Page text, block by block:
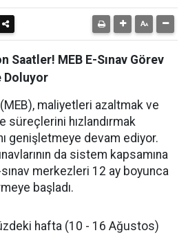
Saatler! MEB E-Sınav Görev
Doluyor
(MEB), maliyetleri azaltmak ve
hızlandırmak
genişletmeye devam ediyor.
da sistem kapsamına
merkezleri 12 ay boyunca
başladı.
hafta (10 - 16 Ağustos)